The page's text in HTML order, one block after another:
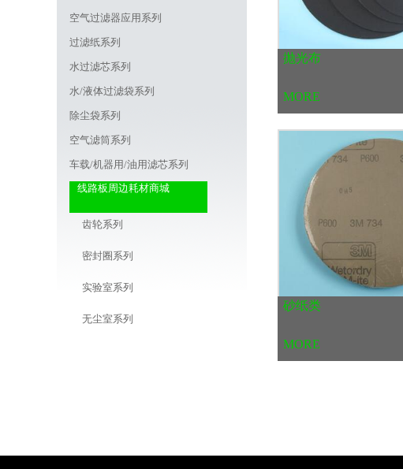
空气过滤器应用系列
过滤纸系列
水过滤芯系列
水/液体过滤袋系列
除尘袋系列
空气滤筒系列
车载/机器用/油用滤芯系列
线路板周边耗材商城
齿轮系列
密封圈系列
实验室系列
无尘室系列
抛光布
MORE
砂纸类
MORE